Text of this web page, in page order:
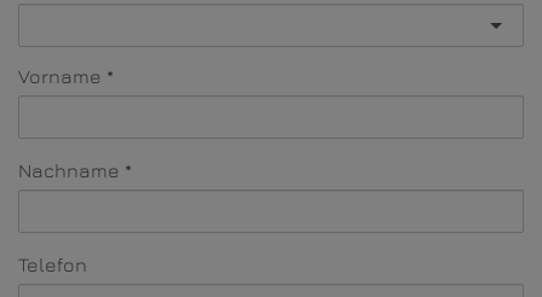
Vorname
Nachname
Telefon